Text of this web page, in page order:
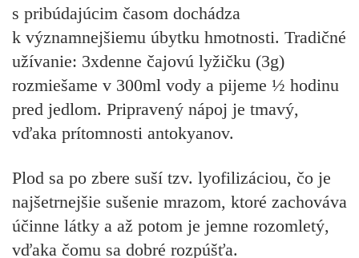
s pribúdajúcim časom dochádza
k významnejšiemu úbytku hmotnosti. Tradičné
užívanie: 3xdenne čajovú lyžičku (3g)
rozmiešame v 300ml vody a pijeme ½ hodinu
pred jedlom. Pripravený nápoj je tmavý,
vďaka prítomnosti antokyanov.
Plod sa po zbere suší tzv. lyofilizáciou, čo je
najšetrnejšie sušenie mrazom, ktoré zachováva
účinne látky a až potom je jemne rozomletý,
vďaka čomu sa dobré rozpúšťa.